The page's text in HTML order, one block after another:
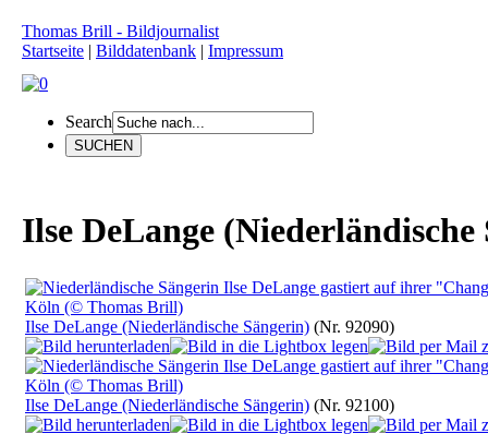
Thomas Brill - Bildjournalist
Startseite | Bilddatenbank | Impressum
Search
Ilse DeLange (Niederländische
Ilse DeLange (Niederländische Sängerin) (Nr. 92090)
Ilse DeLange (Niederländische Sängerin) (Nr. 92100)